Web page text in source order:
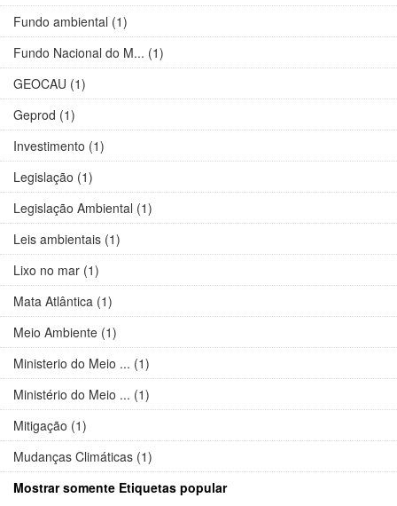
Fundo ambiental (1)
Fundo Nacional do M... (1)
GEOCAU (1)
Geprod (1)
Investimento (1)
Legislação (1)
Legislação Ambiental (1)
Leis ambientais (1)
Lixo no mar (1)
Mata Atlântica (1)
Meio Ambiente (1)
Ministerio do Meio ... (1)
Ministério do Meio ... (1)
Mitigação (1)
Mudanças Climáticas (1)
Mostrar somente Etiquetas popular